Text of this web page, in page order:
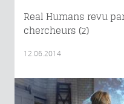
Real Humans revu
chercheurs (2)
12.06.2014